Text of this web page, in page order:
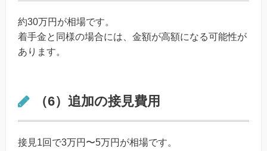
約30万円が相場です。
着手金と同様の場合には、金額が高額になる可能性が
あります。
（6）追加の接見費用
接見1回で3万円〜5万円が相場です。